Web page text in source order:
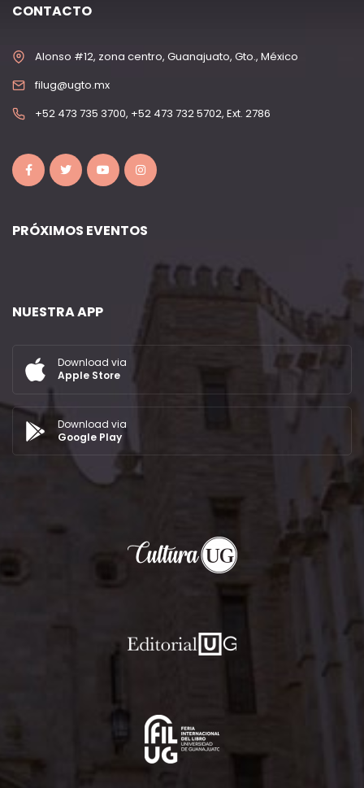
CONTACTO
Alonso #12, zona centro, Guanajuato, Gto., México
filug@ugto.mx
+52 473 735 3700, +52 473 732 5702, Ext. 2786
PRÓXIMOS EVENTOS
NUESTRA APP
Download via
Apple Store
Download via
Google Play